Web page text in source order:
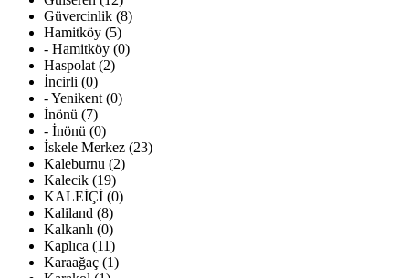
Güvercinlik (8)
Hamitköy (5)
- Hamitköy (0)
Haspolat (2)
İncirli (0)
- Yenikent (0)
İnönü (7)
- İnönü (0)
İskele Merkez (23)
Kaleburnu (2)
Kalecik (19)
KALEİÇİ (0)
Kaliland (8)
Kalkanlı (0)
Kaplıca (11)
Karaağaç (1)